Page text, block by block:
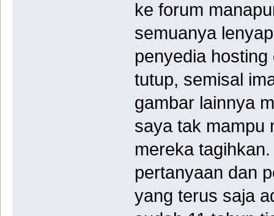
ke forum
semuanya
penyedia
tutup, semisal
gambar lainnya
saya tak mampu
mereka
pertanyaan dan
yang terus saja